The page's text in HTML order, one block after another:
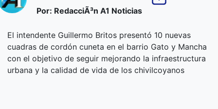
Por: RedacciÃ³n A1 Noticias
El intendente Guillermo Britos presentó 10 nuevas
cuadras de cordón cuneta en el barrio Gato y Mancha
con el objetivo de seguir mejorando la infraestructura
urbana y la calidad de vida de los chivilcoyanos